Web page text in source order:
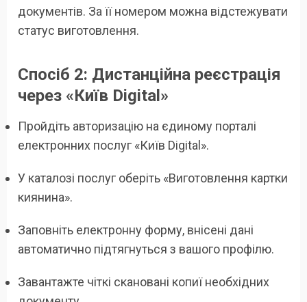
документів. За її номером можна відстежувати
статус виготовлення.
Спосіб 2: Дистанційна реєстрація
через «Київ Digital»
Пройдіть авторизацію на єдиному порталі
електронних послуг «Київ Digital».
У каталозі послуг оберіть «Виготовлення картки
киянина».
Заповніть електронну форму, внісені дані
автоматично підтягнуться з вашого профілю.
Завантажте чіткі скановані копиї необхідних